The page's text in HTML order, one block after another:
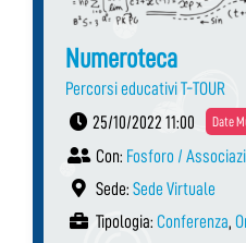
Numeroteca
Percorsi educativi T-TOUR
25/10/2022 11:00
Date
Con: Fosforo /
Sede: Sede Virtuale
Tipologia: Conferenza,